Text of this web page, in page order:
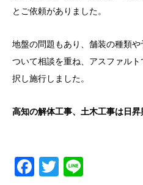
とご依頼がありました。
地盤の問題もあり、舗装の種類
ついて相談を重ね、アスファル
択し施行しました。
高知の解体工事、土木工事は日昇
Facebook
Twitter